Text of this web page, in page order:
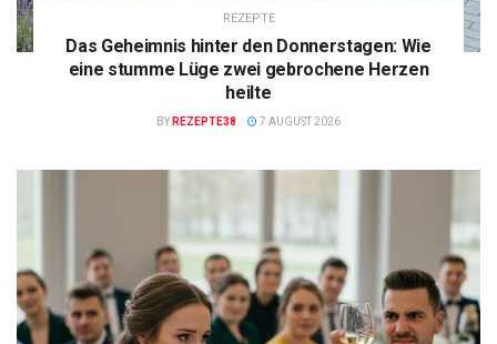
REZEPTE
Das Geheimnis hinter den Donnerstagen: Wie
eine stumme Lüge zwei gebrochene Herzen
heilte
BY REZEPTE38 7 AUGUST 2026